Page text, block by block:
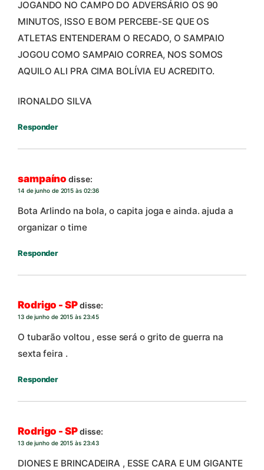
JOGANDO NO CAMPO DO ADVERSÁRIO OS 90
MINUTOS, ISSO E BOM PERCEBE-SE QUE OS
ATLETAS ENTENDERAM O RECADO, O SAMPAIO
JOGOU COMO SAMPAIO CORREA, NOS SOMOS
AQUILO ALI PRA CIMA BOLÍVIA EU ACREDITO.
IRONALDO SILVA
Responder
sampaíno disse:
14 de junho de 2015 às 02:36
Bota Arlindo na bola, o capita joga e ainda. ajuda a
organizar o time
Responder
Rodrigo - SPdisse:
13 de junho de 2015 às 23:45
O tubarão voltou , esse será o grito de guerra na
sexta feira .
Responder
Rodrigo - SPdisse:
13 de junho de 2015 às 23:43
DIONES E BRINCADEIRA , ESSE CARA E UM GIGANTE